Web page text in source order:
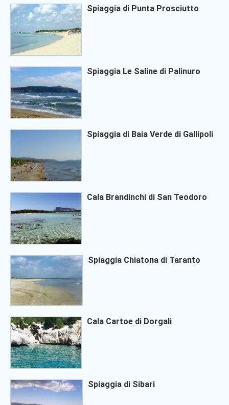
Spiaggia di Punta Prosciutto
Spiaggia Le Saline di Palinuro
Spiaggia di Baia Verde di Gallipoli
Cala Brandinchi di San Teodoro
Spiaggia Chiatona di Taranto
Cala Cartoe di Dorgali
Spiaggia di Sibari